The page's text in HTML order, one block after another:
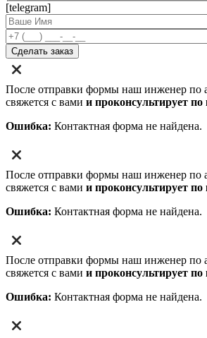
[telegram]
После отправки формы наш инженер по
свяжется с вами и проконсультирует
Ошибка: Контактная форма не найдена.
После отправки формы наш инженер по
свяжется с вами и проконсультирует
Ошибка: Контактная форма не найдена.
После отправки формы наш инженер по
свяжется с вами и проконсультирует
Ошибка: Контактная форма не найдена.